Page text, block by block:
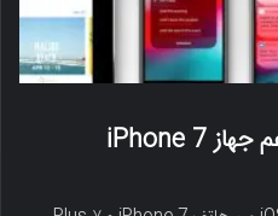
نظام التشغیل iOS 13 یدعم جهاز iPhone 7